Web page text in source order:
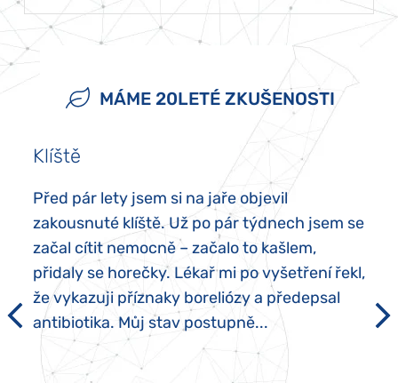
MÁME 20LETÉ ZKUŠENOSTI
Klíště
Před pár lety jsem si na jaře objevil
zakousnuté klíště. Už po pár týdnech jsem se
začal cítit nemocně – začalo to kašlem,
přidaly se horečky. Lékař mi po vyšetření řekl,
že vykazuji příznaky boreliózy a předepsal
antibiotika. Můj stav postupně...